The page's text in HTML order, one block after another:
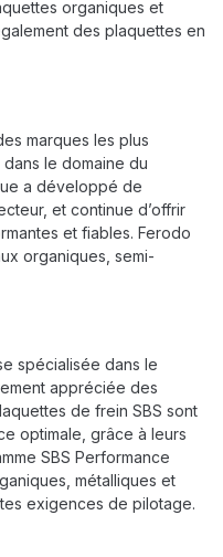
organiques et
des plaquettes en
marques les plus
le domaine du
a développé de
et continue d’offrir
et fiables. Ferodo
organiques, semi-
spécialisée dans le
appréciée des
de frein SBS sont
optimale, grâce à leurs
SBS Performance
métalliques et
exigences de pilotage.